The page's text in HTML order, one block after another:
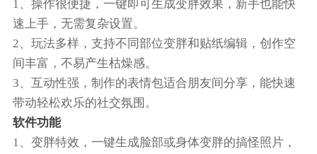
1、操作很便捷，一键即可生成变胖效果，新手也能快
速上手，无需复杂设置。
2、玩法多样，支持不同部位变胖和贴纸编辑，创作空
间丰富，不易产生枯燥感。
3、互动性强，制作的表情包适合朋友间分享，能快速
带动轻松欢乐的社交氛围。
软件功能
1、变胖特效，一键生成脸部或身体变胖的搞怪照片，